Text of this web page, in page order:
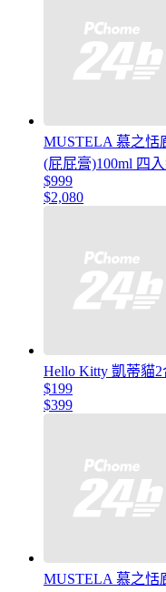
MUSTELA 慕之恬
(屁屁膏)100ml 四
$999
$2,080
Hello Kitty 凱蒂貓
$199
$399
MUSTELA 慕之恬